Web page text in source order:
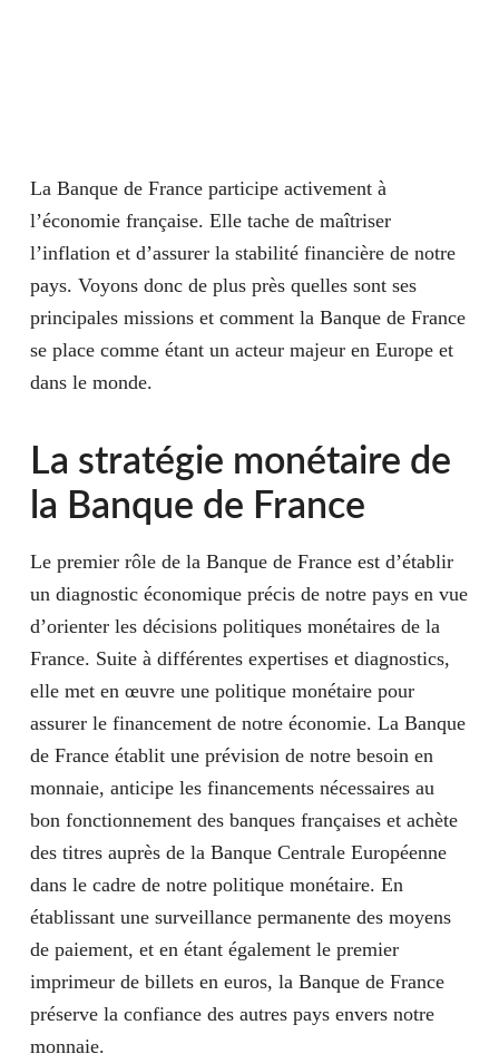
La Banque de France participe activement à
l’économie française. Elle tache de maîtriser
l’inflation et d’assurer la stabilité financière de notre
pays. Voyons donc de plus près quelles sont ses
principales missions et comment la Banque de France
se place comme étant un acteur majeur en Europe et
dans le monde.
La stratégie monétaire de
la Banque de France
Le premier rôle de la Banque de France est d’établir
un diagnostic économique précis de notre pays en vue
d’orienter les décisions politiques monétaires de la
France. Suite à différentes expertises et diagnostics,
elle met en œuvre une politique monétaire pour
assurer le financement de notre économie. La Banque
de France établit une prévision de notre besoin en
monnaie, anticipe les financements nécessaires au
bon fonctionnement des banques françaises et achète
des titres auprès de la Banque Centrale Européenne
dans le cadre de notre politique monétaire. En
établissant une surveillance permanente des moyens
de paiement, et en étant également le premier
imprimeur de billets en euros, la Banque de France
préserve la confiance des autres pays envers notre
monnaie.